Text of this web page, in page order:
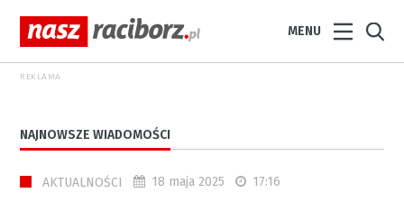
MENU
REKLAMA
NAJNOWSZE WIADOMOŚCI
AKTUALNOŚCI 18 maja 2025 17:16